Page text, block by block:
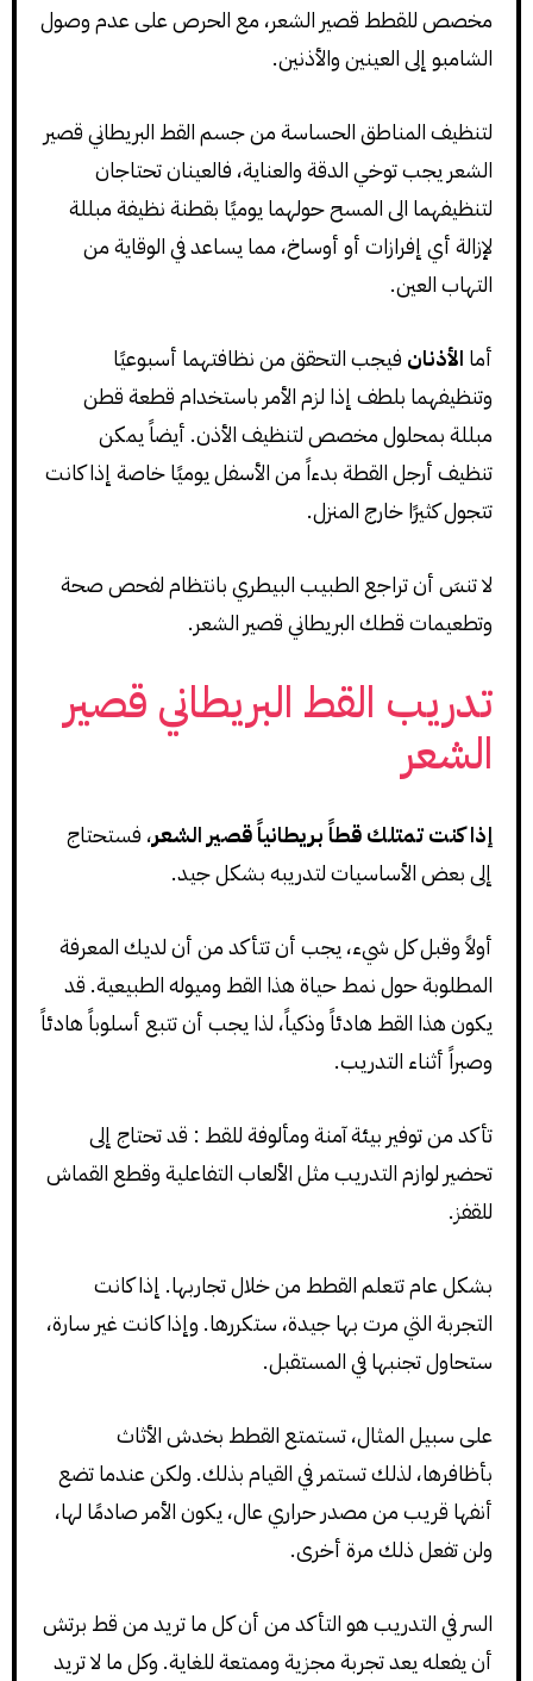
مخصص للقطط قصير الشعر، مع الحرص على عدم وصول
الشامبو إلى العينين والأذنين.
لتنظيف المناطق الحساسة من جسم القط البريطاني قصير
الشعر يجب توخي الدقة والعناية، فالعينان تحتاجان
لتنظيفهما الى المسح حولهما يوميًا بقطنة نظيفة مبللة
لإزالة أي إفرازات أو أوساخ، مما يساعد في الوقاية من
التهاب العين.
أما الأذنان فيجب التحقق من نظافتهما أسبوعيًا
وتنظيفهما بلطف إذا لزم الأمر باستخدام قطعة قطن
مبللة بمحلول مخصص لتنظيف الأذن. أيضاً يمكن
تنظيف أرجل القطة بدءاً من الأسفل يوميًا خاصة إذا كانت
تتجول كثيرًا خارج المنزل.
لا تنسَ أن تراجع الطبيب البيطري بانتظام لفحص صحة
وتطعيمات قطك البريطاني قصير الشعر.
تدريب القط البريطاني قصير
الشعر
إذا كنت تمتلك قطاً بريطانياً قصير الشعر، فستحتاج
إلى بعض الأساسيات لتدريبه بشكل جيد.
أولاً وقبل كل شيء، يجب أن تتأكد من أن لديك المعرفة
المطلوبة حول نمط حياة هذا القط وميوله الطبيعية. قد
يكون هذا القط هادئاً وذكياً، لذا يجب أن تتبع أسلوباً هادئاً
وصبراً أثناء التدريب.
تأكد من توفير بيئة آمنة ومألوفة للقط : قد تحتاج إلى
تحضير لوازم التدريب مثل الألعاب التفاعلية وقطع القماش
للقفز.
بشكل عام تتعلم القطط من خلال تجاربها. إذا كانت
التجربة التي مرت بها جيدة، ستكررها. وإذا كانت غير سارة،
ستحاول تجنبها في المستقبل.
على سبيل المثال، تستمتع القطط بخدش الأثاث
بأظافرها، لذلك تستمر في القيام بذلك. ولكن عندما تضع
أنفها قريب من مصدر حراري عال، يكون الأمر صادمًا لها،
ولن تفعل ذلك مرة أخرى.
السر في التدريب هو التأكد من أن كل ما تريد من قط برتش
أن يفعله يعد تجربة مجزية وممتعة للغاية. وكل ما لا تريد